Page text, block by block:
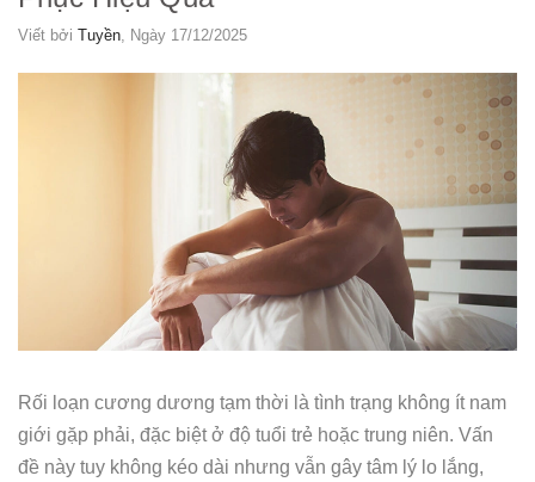
Viết bởi Tuyền , Ngày 17/12/2025
Rối loạn cương dương tạm thời là tình trạng không ít nam
giới gặp phải, đặc biệt ở độ tuổi trẻ hoặc trung niên. Vấn
đề này tuy không kéo dài nhưng vẫn gây tâm lý lo lắng,